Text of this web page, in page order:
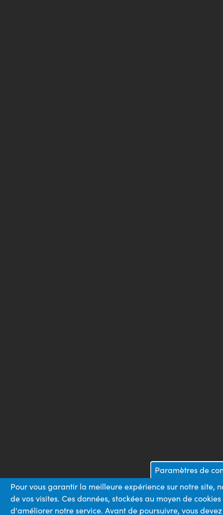
Paramètres de
Pour vous garantir la meilleure expérience sur notre site,
de vos visites. Ces données, stockées au moyen de
d'améliorer notre service. Avant de poursuivre, vous